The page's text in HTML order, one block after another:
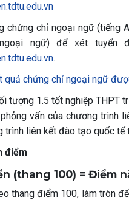
chứng chỉ ngoại ngữ (tiếng
ngữ) để xét tuyển
.
quả chứng chỉ ngoại ngữ
tượng 1.5 tốt nghiệp THPT
vấn của chương trình
trình liên kết đào tạo quốc tế
điểm
(thang 100) = Điểm
thang điểm 100, làm tròn